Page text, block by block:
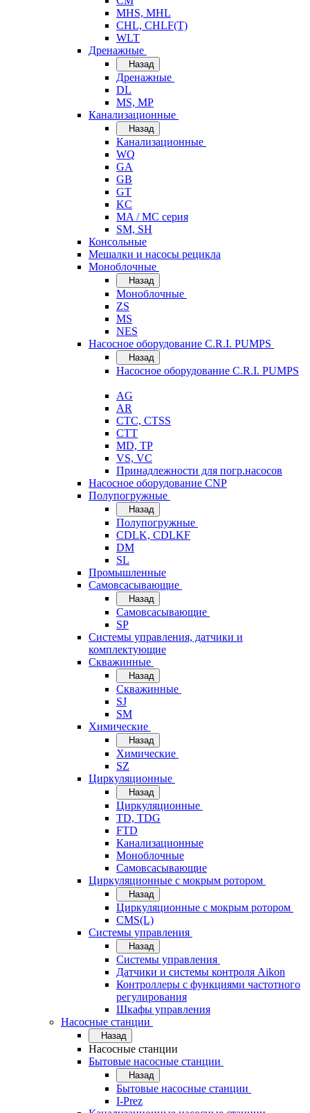
MHS, MHL
CHL, CHLF(T)
WLT
Дренажные
Назад
Дренажные
DL
MS, MP
Канализационные
Назад
Канализационные
WQ
GA
GB
GT
KC
MA / MC серия
SM, SH
Консольные
Мешалки и насосы рецикла
Моноблочные
Назад
Моноблочные
ZS
MS
NES
Насосное оборудование C.R.I. PUMPS
Назад
Насосное оборудование C.R.I. PUMPS
AG
AR
CTC, CTSS
CTT
MD, TP
VS, VC
Принадлежности для погр.насосов
Насосное оборудование CNP
Полупогружные
Назад
Полупогружные
CDLK, CDLKF
DM
SL
Промышленные
Самовсасывающие
Назад
Самовсасывающие
SP
Системы управления, датчики и
комплектующие
Скважинные
Назад
Скважинные
SJ
SM
Химические
Назад
Химические
SZ
Циркуляционные
Назад
Циркуляционные
TD, TDG
FTD
Канализационные
Моноблочные
Самовсасывающие
Циркуляционные с мокрым ротором
Назад
Циркуляционные с мокрым ротором
CMS(L)
Системы управления
Назад
Системы управления
Датчики и системы контроля Aikon
Контроллеры с функциями частотного
регулирования
Шкафы управления
Насосные станции
Назад
Насосные станции
Бытовые насосные станции
Назад
Бытовые насосные станции
I-Prez